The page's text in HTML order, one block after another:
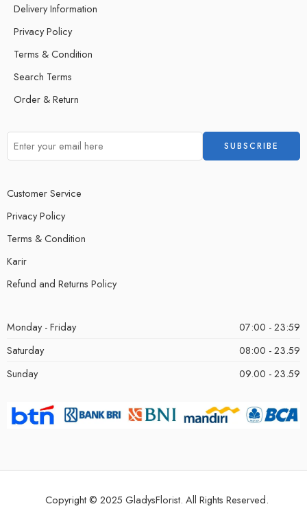
Delivery Information
Privacy Policy
Terms & Condition
Search Terms
Order & Return
Customer Service
Privacy Policy
Terms & Condition
Karir
Refund and Returns Policy
Monday - Friday
07:00 - 23:59
Saturday
08:00 - 23.59
Sunday
09.00 - 23.59
Copyright © 2025 GladysFlorist. All Rights Reserved.